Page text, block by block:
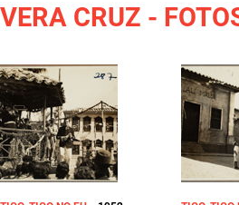
VERA CRUZ -FORMULÁRIO